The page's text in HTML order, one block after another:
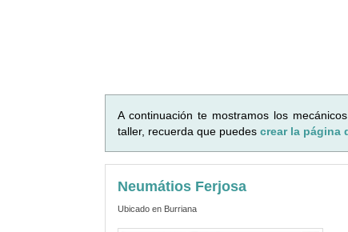
A continuación te mostramos los
taller, recuerda que puedes crear la página
Neumátios Ferjosa
Ubicado en Burriana